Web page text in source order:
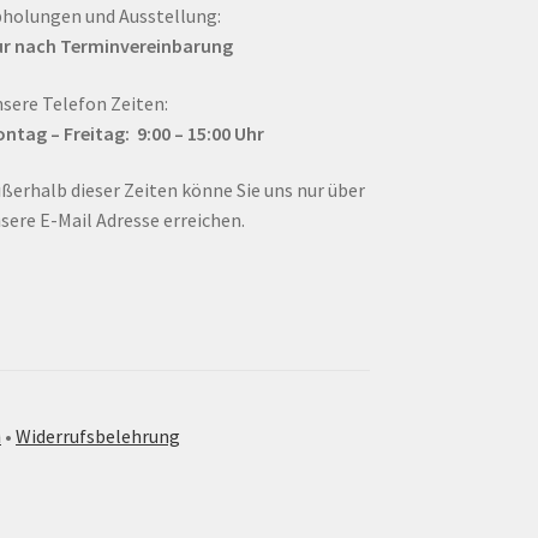
und Ausstellung:
nach Terminvereinbarung
Telefon Zeiten:
– Freitag: 9:00 – 15:00 Uhr
dieser Zeiten könne Sie uns nur über
E-Mail Adresse erreichen.
•Widerrufsbelehrung